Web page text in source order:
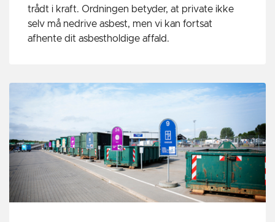
trådt i kraft. Ordningen betyder, at private ikke
selv må nedrive asbest, men vi kan fortsat
afhente dit asbestholdige affald.